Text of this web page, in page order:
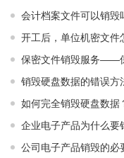
会计档案文件可以销毁
开工后，单位机密文件
保密文件销毁服务——
销毁硬盘数据的错误方
如何完全销毁硬盘数据
企业电子产品为什么要
公司电子产品销毁的必